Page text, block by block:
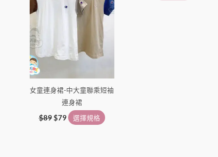
女童連身裙-中大童聯乘短袖
連身裙
$89 $79 選擇規格
面
選